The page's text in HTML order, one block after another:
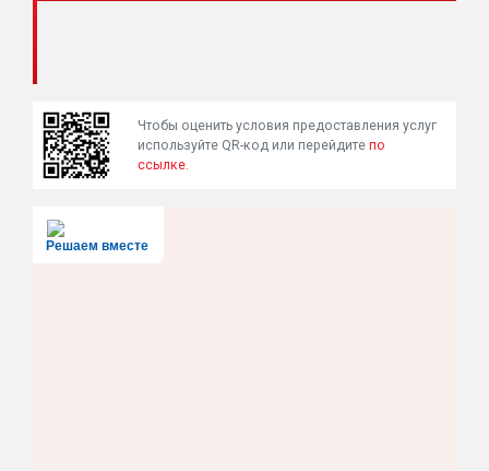
Чтобы оценить условия предоставления услуг
используйте QR-код или перейдите по
ссылке
Решаем вместе